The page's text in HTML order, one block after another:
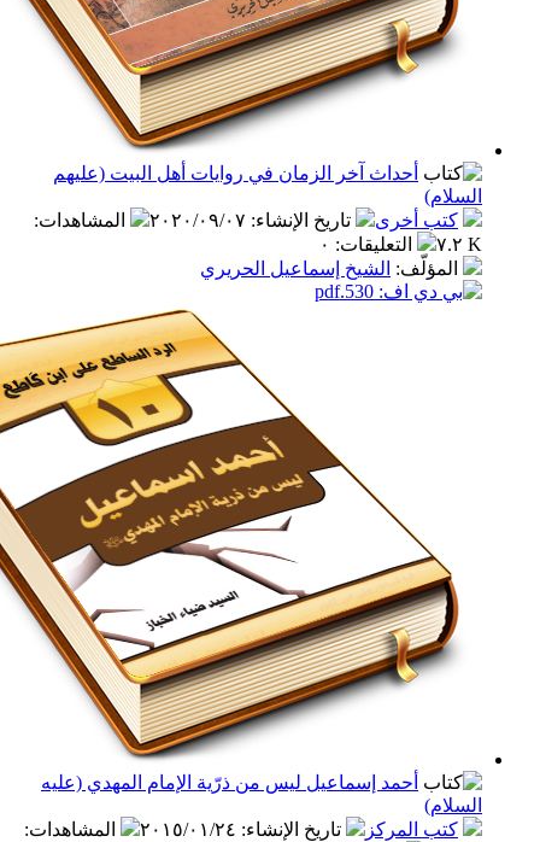
أحداث آخر الزمان في روايات أهل البيت (عليهم
أخرى
تاريخ الإنشاء :٢٠٢٠/٠٩/٠٧ المشاهدات:
التعليقات:٠
الشيخ إسماعيل الحريري
أحمد إسماعيل ليس من ذرّية الإمام المهدي (عليه
المركز
تاريخ الإنشاء :٢٠١٥/٠١/٢٤ المشاهدات: